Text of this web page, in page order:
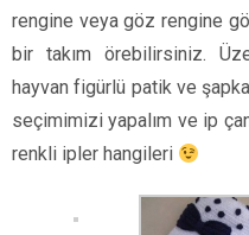
rengine veya göz rengine
bir takım örebilirsiniz.
hayvan figürlü patik ve
seçimimizi yapalım ve ip
renkli ipler hangileri